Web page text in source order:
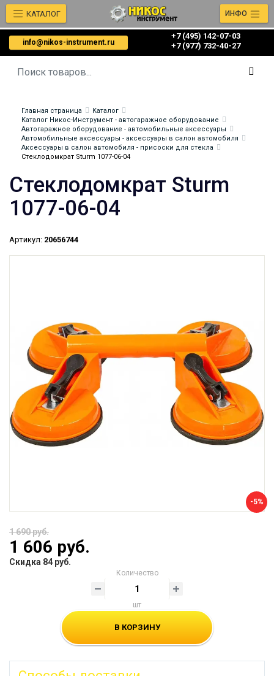
info@nikos-instrument.ru
+7 (495) 142-07-03
‎‎+7 (977) 732-40-27
КАТАЛОГ ИНФО
Главная страница
Каталог
Каталог Никос-Инструмент - автогаражное оборудование
Автогаражное оборудование - автомобильные аксессуары
Автомобильные аксессуары - аксессуары в салон автомобиля
Аксессуары в салон автомобиля - присоски для стекла
Стеклодомкрат Sturm 1077-06-04
Стеклодомкрат Sturm
1077-06-04
Артикул: 20656744
-5%
1 690 руб.
1 606 руб.
Скидка 84 руб.
Количество
шт
В КОРЗИНУ